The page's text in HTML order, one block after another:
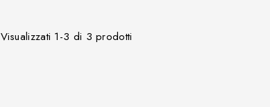
Visualizzati 1-3 di 3 prodotti